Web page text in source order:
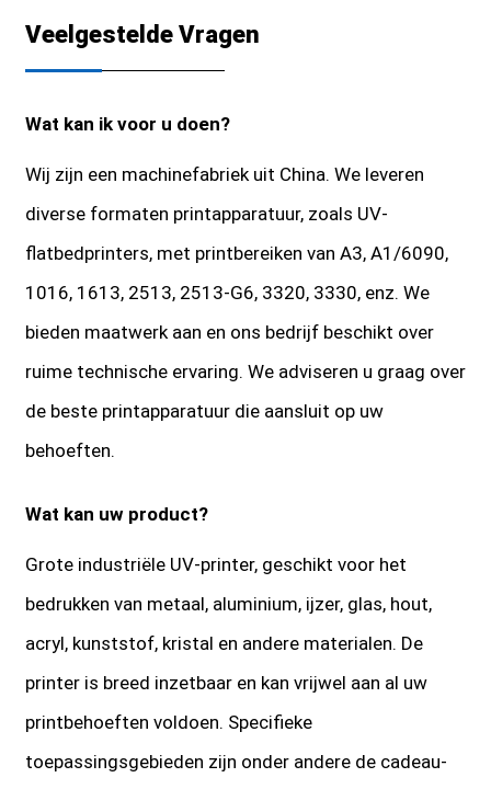
Veelgestelde Vragen
Wat kan ik voor u doen?
Wij zijn een machinefabriek uit China. We leveren
diverse formaten printapparatuur, zoals UV-
flatbedprinters, met printbereiken van A3, A1/6090,
1016, 1613, 2513, 2513-G6, 3320, 3330, enz. We
bieden maatwerk aan en ons bedrijf beschikt over
ruime technische ervaring. We adviseren u graag over
de beste printapparatuur die aansluit op uw
behoeften.
Wat kan uw product?
Grote industriële UV-printer, geschikt voor het
bedrukken van metaal, aluminium, ijzer, glas, hout,
acryl, kunststof, kristal en andere materialen. De
printer is breed inzetbaar en kan vrijwel aan al uw
printbehoeften voldoen. Specifieke
toepassingsgebieden zijn onder andere de cadeau-